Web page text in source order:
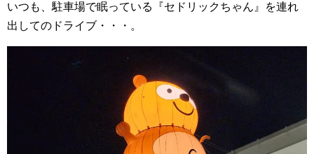
いつも、駐車場で眠っている『セドリックちゃん』を連れ
出してのドライブ・・・。